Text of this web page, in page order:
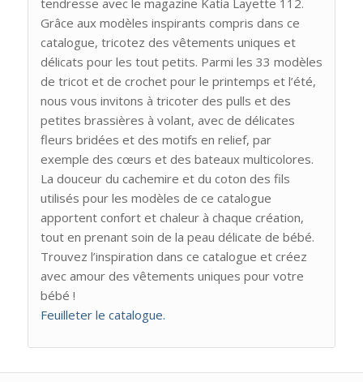
tendresse avec le magazine Katia Layette 112.
Grâce aux modèles inspirants compris dans ce
catalogue, tricotez des vêtements uniques et
délicats pour les tout petits. Parmi les 33 modèles
de tricot et de crochet pour le printemps et l’été,
nous vous invitons à tricoter des pulls et des
petites brassières à volant, avec de délicates
fleurs bridées et des motifs en relief, par
exemple des cœurs et des bateaux multicolores.
La douceur du cachemire et du coton des fils
utilisés pour les modèles de ce catalogue
apportent confort et chaleur à chaque création,
tout en prenant soin de la peau délicate de bébé.
Trouvez l’inspiration dans ce catalogue et créez
avec amour des vêtements uniques pour votre
bébé !
Feuilleter le catalogue.